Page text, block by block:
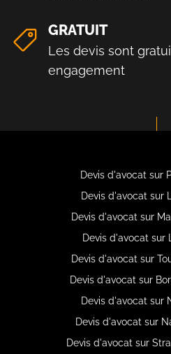
GRATUIT
Les devis sont
engagement
Devis d'avocat sur
Devis d'avocat sur
Devis d'avocat sur
Devis d'avocat sur
Devis d'avocat sur
Devis d'avocat sur
Devis d'avocat sur
Devis d'avocat sur
Devis d'avocat sur